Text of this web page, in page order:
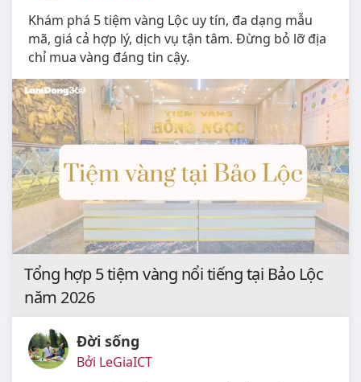
Khám phá 5 tiệm vàng Lộc uy tín, đa dạng mẫu
mã, giá cả hợp lý, dịch vụ tận tâm. Đừng bỏ lỡ địa
chỉ mua vàng đáng tin cậy.
Tổng hợp 5 tiệm vàng nổi tiếng tại Bảo Lộc
năm 2026
Đời sống
Bởi LeGiaICT